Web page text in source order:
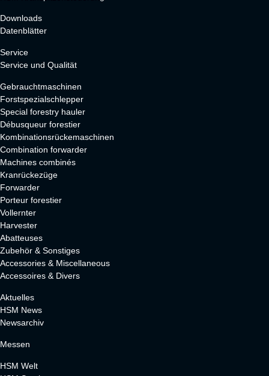
Downloads
Datenblätter
Service
Service und Qualität
Gebrauchtmaschinen
Forstspezialschlepper
Special forestry hauler
Débusqueur forestier
Kombinationsrückemaschinen
Combination forwarder
Machines combinés
Kranrückezüge
Forwarder
Porteur forestier
Vollernter
Harvester
Abatteuses
Zubehör & Sonstiges
Accessories & Miscellaneous
Accessoires & Divers
Aktuelles
HSM News
Newsarchiv
Messen
HSM Welt